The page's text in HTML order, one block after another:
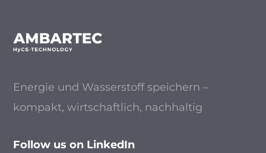
Energie und Wasserstoff speichern –
kompakt, wirtschaftlich, nachhaltig
Follow us on LinkedIn